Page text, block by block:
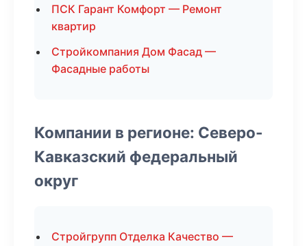
ПСК Гарант Комфорт — Ремонт
квартир
Стройкомпания Дом Фасад —
Фасадные работы
Компании в регионе: Северо-
Кавказский федеральный
округ
Стройгрупп Отделка Качество —